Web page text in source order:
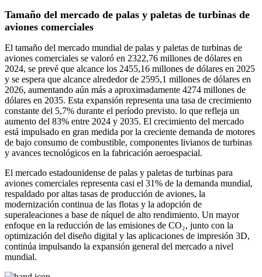
Tamaño del mercado de palas y paletas de turbinas de
aviones comerciales
El tamaño del mercado mundial de palas y paletas de turbinas de
aviones comerciales se valoró en 2322,76 millones de dólares en
2024, se prevé que alcance los 2455,16 millones de dólares en 2025
y se espera que alcance alrededor de 2595,1 millones de dólares en
2026, aumentando aún más a aproximadamente 4274 millones de
dólares en 2035. Esta expansión representa una tasa de crecimiento
constante del 5,7% durante el período previsto. lo que refleja un
aumento del 83% entre 2024 y 2035. El crecimiento del mercado
está impulsado en gran medida por la creciente demanda de motores
de bajo consumo de combustible, componentes livianos de turbinas
y avances tecnológicos en la fabricación aeroespacial.
El mercado estadounidense de palas y paletas de turbinas para
aviones comerciales representa casi el 31% de la demanda mundial,
respaldado por altas tasas de producción de aviones, la
modernización continua de las flotas y la adopción de
superaleaciones a base de níquel de alto rendimiento. Un mayor
enfoque en la reducción de las emisiones de CO₂, junto con la
optimización del diseño digital y las aplicaciones de impresión 3D,
continúa impulsando la expansión general del mercado a nivel
mundial.